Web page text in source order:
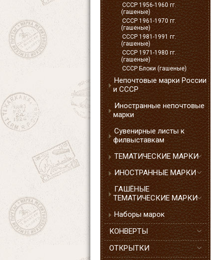
СССР 1956-1960 гг.
(гашеные)
СССР 1961-1970 гг.
(гашеные)
СССР 1981-1991 гг.
(гашеные)
СССР 1971-1980 гг.
(гашеные)
СССР Блоки (гашеные)
Непочтовые марки России
и СССР
Иностранные непочтовые
марки
Сувенирные листы к
филвыставкам
ТЕМАТИЧЕСКИЕ МАРКИ
ИНОСТРАННЫЕ МАРКИ
ГАШЁНЫЕ
ТЕМАТИЧЕСКИЕ МАРКИ
Наборы марок
КОНВЕРТЫ
ОТКРЫТКИ